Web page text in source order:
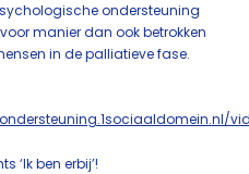
ondersteuning
manier dan ook betrokken
in de palliatieve fase.
‘Ik ben erbij’!